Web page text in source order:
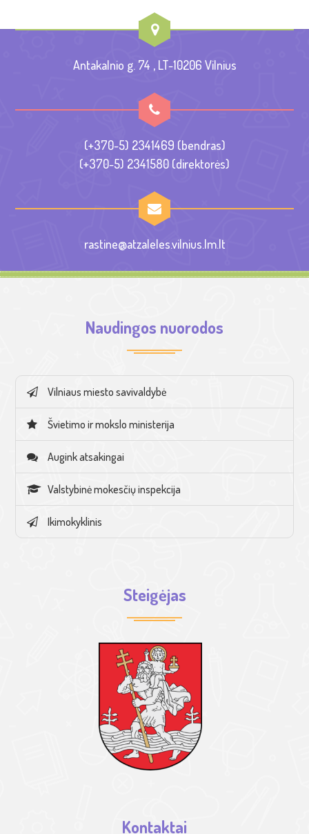
Antakalnio g. 74 , LT-10206 Vilnius
(+370-5) 2341469 (bendras)
(+370-5) 2341580 (direktorės)
rastine@atzaleles.vilnius.lm.lt
Naudingos nuorodos
Vilniaus miesto savivaldybė
Švietimo ir mokslo ministerija
Augink atsakingai
Valstybinė mokesčių inspekcija
Ikimokyklinis
Steigėjas
Kontaktai